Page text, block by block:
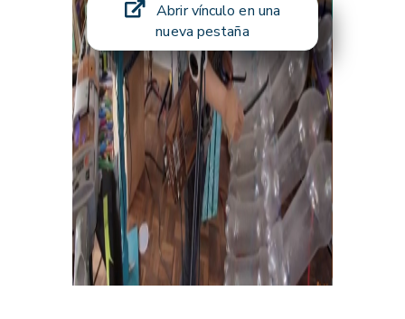
Abrir vínculo en una
nueva pestaña